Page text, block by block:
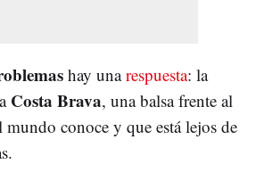
hay unarespuesta: la
Costa Brava, una balsa frente al
conoce y que está lejos de